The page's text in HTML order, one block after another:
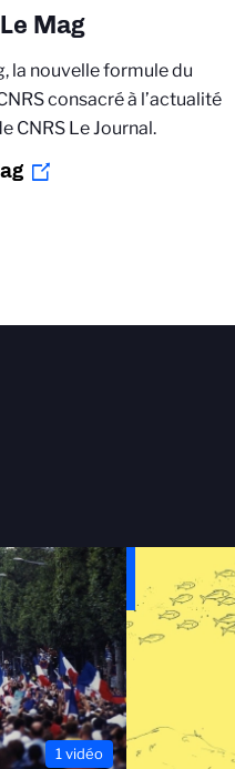
Mag
la nouvelle formule du
consacré à l’actualité
CNRS Le Journal.
1 vidéo